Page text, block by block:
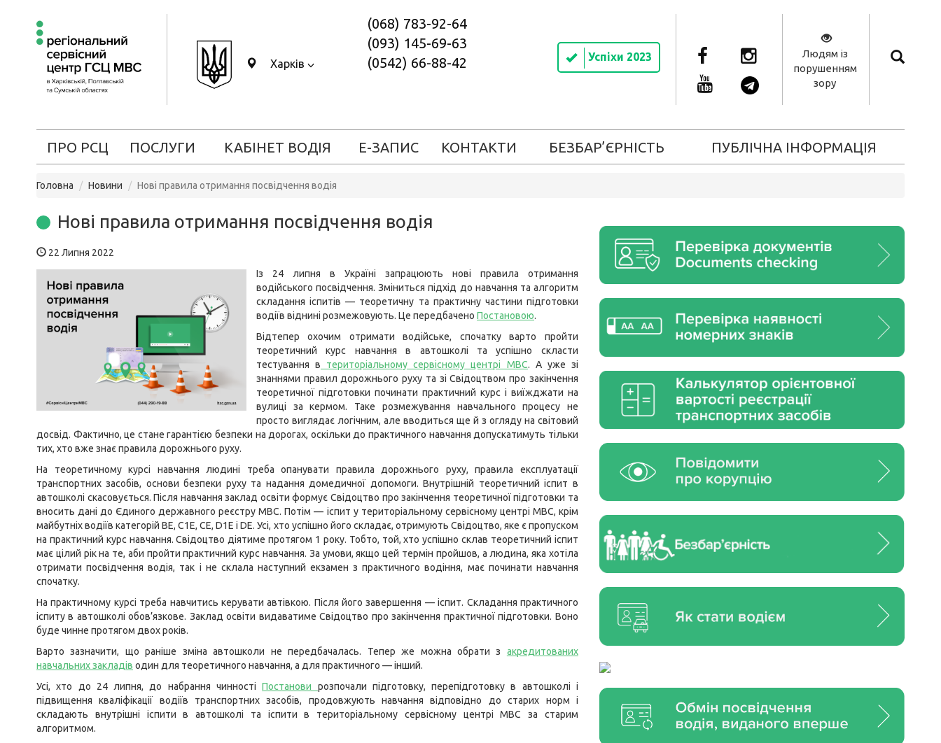
Харків
(068) 783-92-64
(093) 145-69-63
(0542) 66-88-42
Успіхи 2023
Людям із
порушенням
зору
ПРО РСЦ ПОСЛУГИ КАБІНЕТ ВОДІЯ Е-ЗАПИС КОНТАКТИ БЕЗБАР’ЄРНІСТЬ ПУБЛІЧНА ІНФОРМАЦІЯ
Головна Новини Нові правила отримання посвідчення водія
Нові правила отримання посвідчення водія
22 Липня 2022
Із 24 липня в Україні запрацюють нові правила отримання
водійського посвідчення. Зміниться підхід до навчання та алгоритм
складання іспитів — теоретичну та практичну частини підготовки
водіїв віднині розмежовують. Це передбачено Постановою.
Відтепер охочим отримати водійське, спочатку варто пройти
теоретичний курс навчання в автошколі та успішно скласти
тестування в
територіальному сервісному центрі МВС. А уже зі
знаннями правил дорожнього руху та зі Свідоцтвом про закінчення
теоретичної підготовки починати практичний курс і виїжджати на
вулиці за кермом. Таке розмежування навчального процесу не
просто виглядає логічним, але вводиться ще й з огляду на світовий
досвід. Фактично, це стане гарантією безпеки на дорогах, оскільки до практичного навчання допускатимуть тільки
тих, хто вже знає правила дорожнього руху.
На теоретичному курсі навчання людині треба опанувати правила дорожнього руху, правила експлуатації
транспортних засобів, основи безпеки руху та надання домедичної допомоги. Внутрішній теоретичний іспит в
автошколі скасовується. Після навчання заклад освіти формує Свідоцтво про закінчення теоретичної підготовки та
вносить дані до Єдиного державного реєстру МВС. Потім — іспит у територіальному сервісному центрі МВС, крім
майбутніх водіїв категорій ВЕ, С1Е, СЕ, D1E і DE. Усі, хто успішно його складає, отримують Свідоцтво, яке є пропуском
на практичний курс навчання. Свідоцтво діятиме протягом 1 року. Тобто, той, хто успішно склав теоретичний іспит
має цілий рік на те, аби пройти практичний курс навчання. За умови, якщо цей термін пройшов, а людина, яка хотіла
отримати посвідчення водія, так і не склала наступний екзамен з практичного водіння, має починати навчання
спочатку.
На практичному курсі треба навчитись керувати автівкою. Після його завершення — іспит. Складання практичного
іспиту в автошколі обов’язкове. Заклад освіти видаватиме Свідоцтво про закінчення практичної підготовки. Воно
буде чинне протягом двох років.
Варто зазначити, що раніше зміна автошколи не передбачалась. Тепер же можна обрати з акредитованих
навчальних закладів один для теоретичного навчання, а для практичного — інший.
Усі, хто до 24 липня, до набрання чинностіПостанови
розпочали підготовку, перепідготовку в автошколі і
підвищення кваліфікації водіїв транспортних засобів, продовжують навчання відповідно до старих норм і
складають внутрішні іспити в автошколі та іспити в територіальному сервісному центрі МВС за старим
алгоритмом.